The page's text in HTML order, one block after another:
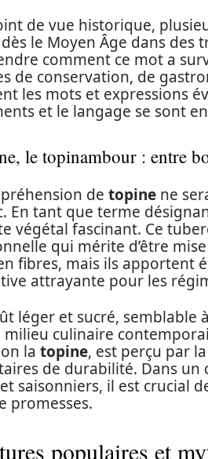
de vue historique,
dès le Moyen Âge dans des
comment ce mot a
de conservation, de
les mots et expressions
et le langage se sont
le topinambour : entre
de topine ne
En tant que terme
végétal fascinant. Ce
qui mérite d’être
fibres, mais ils apportent
attrayante pour les
léger et sucré, semblable
milieu culinaire
la topine, est perçu par
de durabilité. Dans
saisonniers, il est crucial
promesses.
populaires et